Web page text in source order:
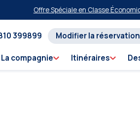
Offre Spéciale en Classe
399899 Modifier la réservation
La compagnie Itinéraires